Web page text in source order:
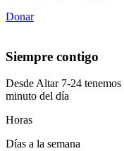
Donar
Siempre contigo
Desde Altar 7-24
minuto del día
Horas
Días a la semana